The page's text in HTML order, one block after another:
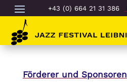
+43 (0) 664 21 31 386
Förderer und Sponsoren